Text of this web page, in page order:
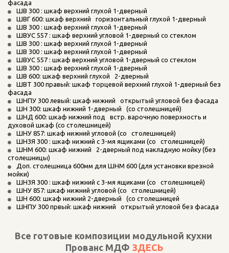
фасада
ШВ 300 : шкаф верхний глухой 1-дверный
ШВГ 600: шкаф верхний   горизонтальный глухой 1-дверный
ШВ 300 : шкаф верхний глухой 1-дверный
ШВУС 557 : шкаф верхний угловой 1-дверный со стеклом
ШВ 300 : шкаф верхний глухой 1-дверный
ШВ 300 : шкаф верхний глухой 1-дверный
ШВУС 557 : шкаф верхний угловой 1-дверный со стеклом
ШВ 300 : шкаф верхний глухой 1-дверный
ШВ 600: шкаф верхний глухой   2-дверный
ШВТ 300 правый: шкаф торцевой верхний глухой 1-дверный без
фасада
ШНПУ 300 левый: шкаф нижний   открытый угловой без фасада
ШН 300: шкаф нижний 1-дверный   (со столешницей)
ШНД 600: шкаф нижний под   встр. варочную поверхность и
духовой шкаф (со столешницей)
ШНУ 857: шкаф нижний угловой (со   столешницей)
ШН3Я 300 : шкаф нижний с 3-мя ящиками (со   столешницей)
ШНМ 600: шкаф нижний   2-дверный под накладную мойку (без
столешницы)
Доп. столешница 600мм для ШНМ 600 (для установки врезной
мойки)
ШН3Я 300 : шкаф нижний с 3-мя ящиками (со   столешницей)
ШНУ 857: шкаф нижний угловой (со   столешницей)
ШН 600: шкаф нижний 2-дверный   (со столешницей
ШНПУ 300 првый: шкаф нижний   открытый угловой без фасада
Все готовые композиции модульной кухни
Прованс МДФ ЗДЕСЬ